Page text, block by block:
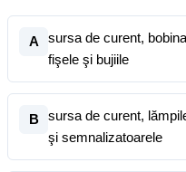
A
sursa de curent,
fişele şi bujiile
B
sursa de curent,
şi semnalizatoarele